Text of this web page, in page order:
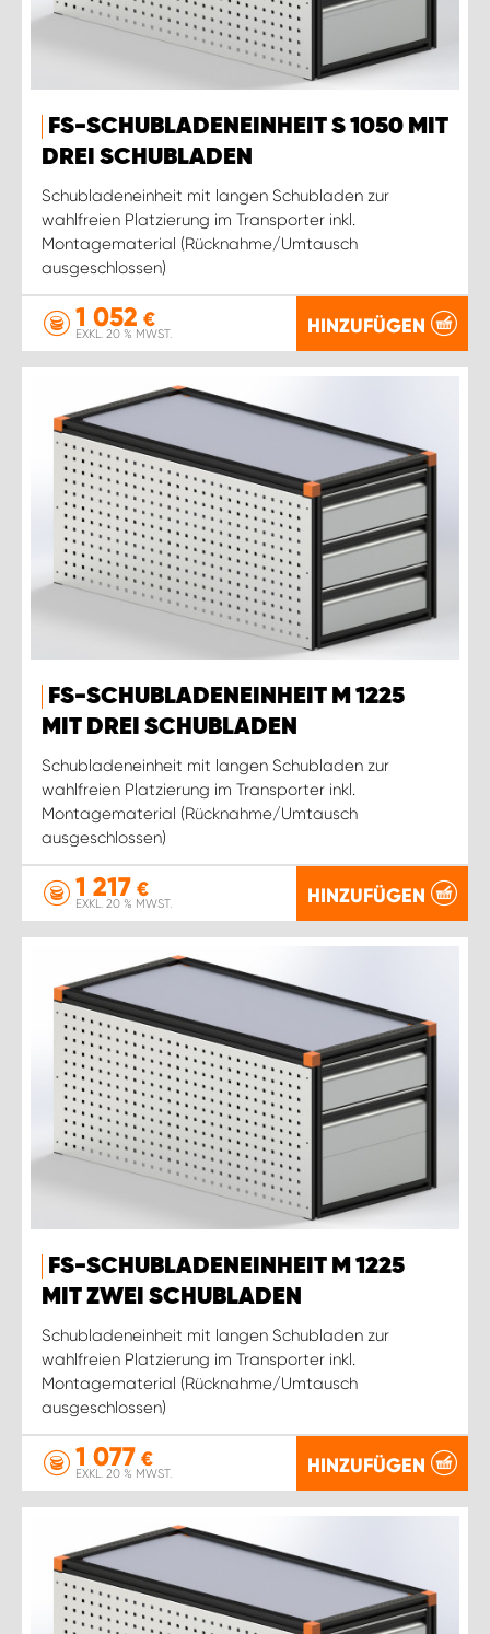
FS-SCHUBLADENEINHEIT S 1050 MIT
DREI SCHUBLADEN
Schubladeneinheit mit langen Schubladen zur
wahlfreien Platzierung im Transporter inkl.
Montagematerial (Rücknahme/Umtausch
ausgeschlossen)
1 052 €
EXKL. 20 % MWST. HINZUFÜGEN
FS-SCHUBLADENEINHEIT M 1225
MIT DREI SCHUBLADEN
Schubladeneinheit mit langen Schubladen zur
wahlfreien Platzierung im Transporter inkl.
Montagematerial (Rücknahme/Umtausch
ausgeschlossen)
1 217 €
EXKL. 20 % MWST. HINZUFÜGEN
FS-SCHUBLADENEINHEIT M 1225
MIT ZWEI SCHUBLADEN
Schubladeneinheit mit langen Schubladen zur
wahlfreien Platzierung im Transporter inkl.
Montagematerial (Rücknahme/Umtausch
ausgeschlossen)
1 077 €
EXKL. 20 % MWST. HINZUFÜGEN